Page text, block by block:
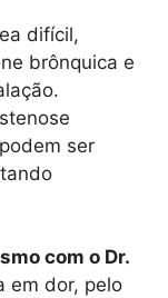
difícil,
brônquica e
ser
com o Dr.
em dor, pelo